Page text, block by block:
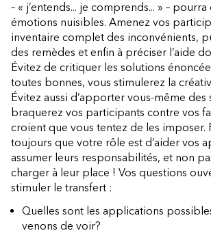
– « j’entends... je comprends... » –
émotions nuisibles. Amenez vos
inventaire complet des inconvénients,
des remèdes et enfin à préciser l’aide
Évitez de critiquer les solutions
toutes bonnes, vous stimulerez la
Évitez aussi d’apporter vous-même des
braquerez vos participants contre vos
croient que vous tentez de les imposer.
toujours que votre rôle est d’aider vos
assumer leurs responsabilités, et non
charger à leur place ! Vos questions
stimuler le transfert :
Quelles sont les applications
venons de voir?